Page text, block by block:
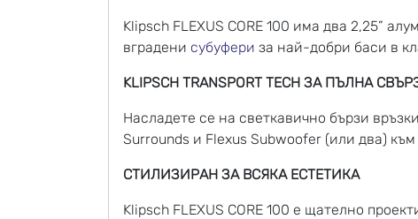
Klipsch FLEXUS CORE 100 има два 2,25”
вградени субуфери за най-добри баси в
KLIPSCH TRANSPORT TECH ЗА ПЪЛНА
Насладете се на светкавично бързи
Surrounds и Flexus Subwoofer (или два)
СТИЛИЗИРАН ЗА ВСЯКА ЕСТЕТИКА
Klipsch FLEXUS CORE 100 е щателно